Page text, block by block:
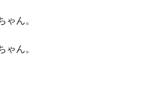
ん。
ん。